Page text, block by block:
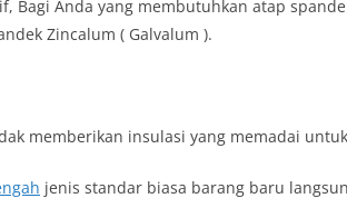
Bagi Anda yang membutuhkan atap
Zincalum ( Galvalum ).
memberikan insulasi yang memadai
jenis standar biasa barang baru